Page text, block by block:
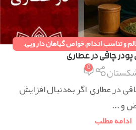
و تناسب اندام,خواص گیاهان دارویی,
پودر چاقی در عطاری
0
در عطاری اگر به‌دنبال افزایش
و ...
ادامه مطلب